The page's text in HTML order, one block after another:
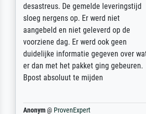
und des Rahmens! Unser Bild wurde
sehr sorgfältig und sicher verpackt, so
dass es unbeschadet bei uns ankam. Es
wird nicht unser letzter Meisterdruck
sein. Vielen Dank!
Reinhold,@ProvenExpert